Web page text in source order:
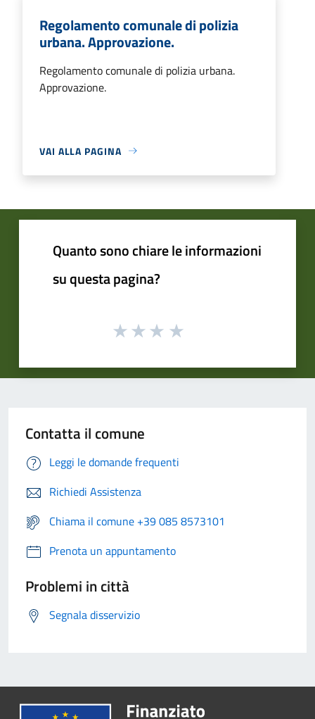
Regolamento comunale di polizia
urbana. Approvazione.
Regolamento comunale di polizia urbana.
Approvazione.
VAI ALLA PAGINA
Quanto sono chiare le informazioni
su questa pagina?
Contatta il comune
Leggi le domande frequenti
Richiedi Assistenza
Chiama il comune +39 085 8573101
Prenota un appuntamento
Problemi in città
Segnala disservizio